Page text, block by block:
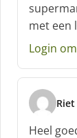
met een
Login
s
cHeel